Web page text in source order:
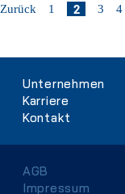
Zurück 1 2 3 4
Navigation
überspringen
Unternehmen
Karriere
Kontakt
Navigation
überspringen
AGB
Impressum